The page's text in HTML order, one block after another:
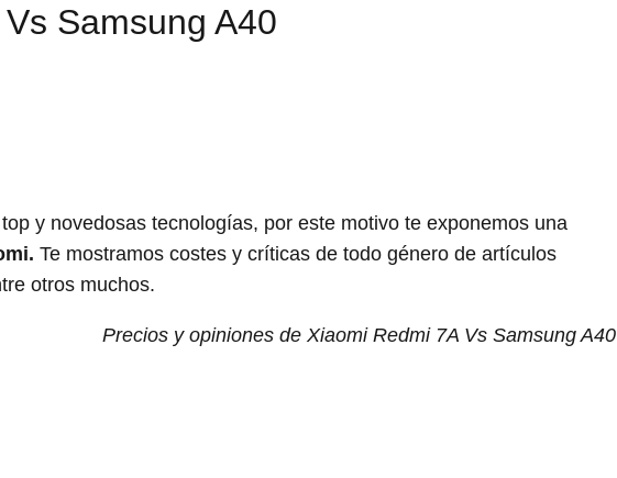
Samsung A40
y novedosas tecnologías, por este motivo te exponemos una
Te mostramos costes y críticas de todo género de artículos
otros muchos.
Precios y opiniones de Xiaomi Redmi 7A Vs Samsung A40